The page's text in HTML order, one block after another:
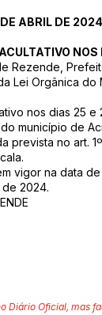
ABRIL DE
Rezende,
Lei Orgânica do
nos dias 25
município de
prevista no art.
vigor na data
de 2024.
Diário Oficial, mas